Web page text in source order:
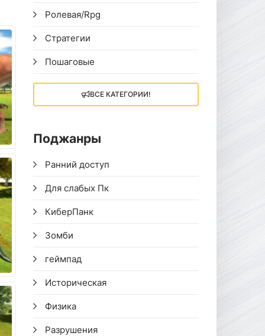
Ролевая/Rpg
Стратегии
Пошаговые
ВСЕ КАТЕГОРИИ!
Поджанры
Ранний доступ
Для слабых Пк
КиберПанк
Зомби
геймпад
Историческая
Физика
Разрушения